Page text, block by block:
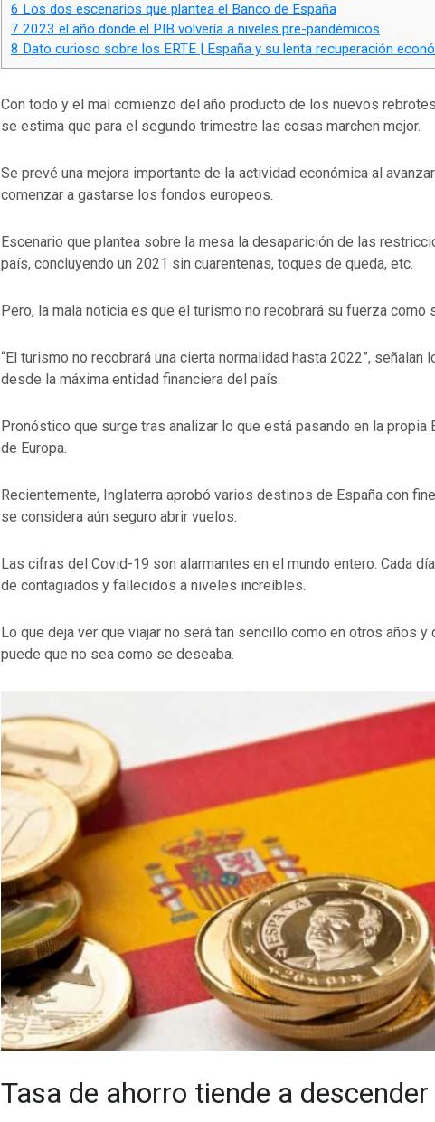
6 Los dos escenarios que plantea el Banco de España
7 2023 el año donde el PIB volvería a niveles pre-pandémicos
8 Dato curioso sobre los ERTE | España y su lenta recuperación
Con todo y el mal comienzo del año producto de los nuevos
se estima que para el segundo trimestre las cosas marchen mejor.
Se prevé una mejora importante de la actividad económica al
comenzar a gastarse los fondos europeos.
Escenario que plantea sobre la mesa la desaparición de las
país, concluyendo un 2021 sin cuarentenas, toques de queda, etc.
Pero, la mala noticia es que el turismo no recobrará su fuerza como
“El turismo no recobrará una cierta normalidad hasta 2022”,
desde la máxima entidad financiera del país.
Pronóstico que surge tras analizar lo que está pasando en la propia
de Europa.
Recientemente, Inglaterra aprobó varios destinos de España con
se considera aún seguro abrir vuelos.
Las cifras del Covid-19 son alarmantes en el mundo entero. Cada
de contagiados y fallecidos a niveles increíbles.
Lo que deja ver que viajar no será tan sencillo como en otros años y
puede que no sea como se deseaba.
Tasa de ahorro tiende a descender